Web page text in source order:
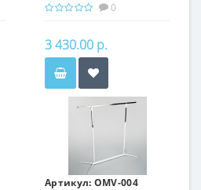
0
3 430.00 р.
Артикул: OMV-004